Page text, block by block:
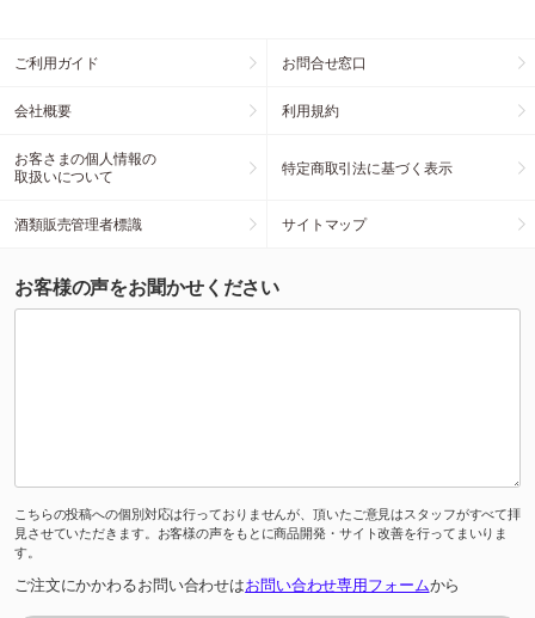
ご利用ガイド お問合せ窓口
会社概要 利用規約
お客さまの個人情報の
取扱いについて
特定商取引法に基づく表示
酒類販売管理者標識 サイトマップ
お客様の声をお聞かせください
こちらの投稿への個別対応は行っておりませんが、頂いたご意見はスタッフがすべて拝
見させていただきます。お客様の声をもとに商品開発・サイト改善を行ってまいりま
す。
ご注文にかかわるお問い合わせはお問い合わせ専用フォームから